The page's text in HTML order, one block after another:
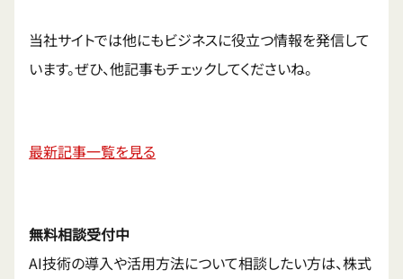
当社サイトでは他にもビジネスに役立つ情報を発信して
います。ぜひ、他記事もチェックしてくださいね。
最新記事一覧を見る
無料相談受付中
AI技術の導入や活用方法について相談したい方は、株式